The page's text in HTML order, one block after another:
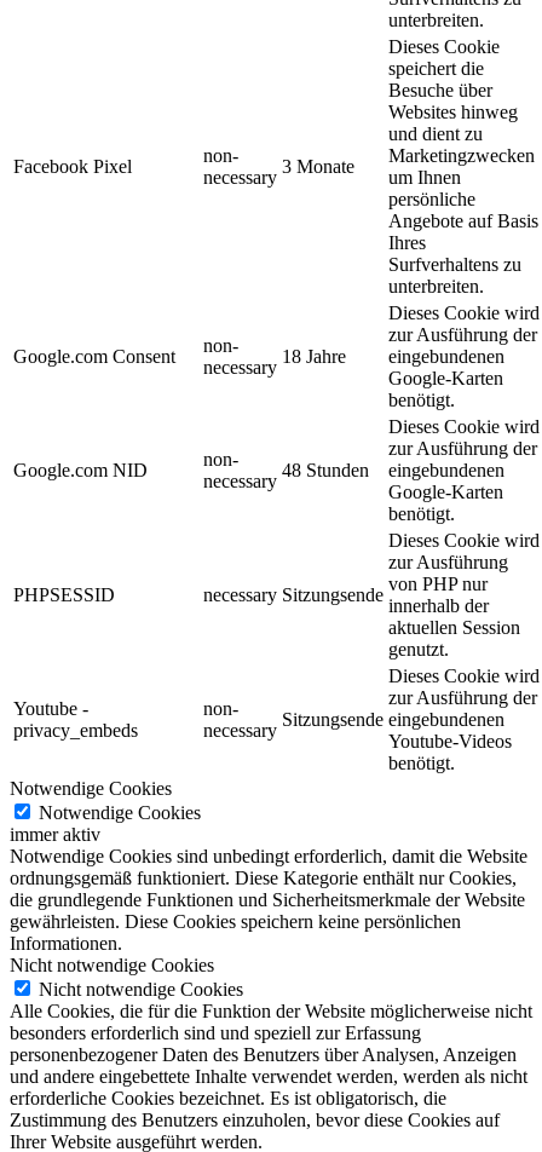
unterbreiten.
Facebook Pixel
non-
necessary
3 Monate
Dieses Cookie
speichert die
Besuche über
Websites hinweg
und dient zu
Marketingzwecken
um Ihnen
persönliche
Angebote auf Basis
Ihres
Surfverhaltens zu
unterbreiten.
Google.com Consent
non-
necessary
18 Jahre
Dieses Cookie wird
zur Ausführung der
eingebundenen
Google-Karten
benötigt.
Google.com NID
non-
necessary
48 Stunden
Dieses Cookie wird
zur Ausführung der
eingebundenen
Google-Karten
benötigt.
PHPSESSID necessary Sitzungsende
Dieses Cookie wird
zur Ausführung
von PHP nur
innerhalb der
aktuellen Session
genutzt.
Youtube -
privacy_embeds
non-
necessary
Sitzungsende
Dieses Cookie wird
zur Ausführung der
eingebundenen
Youtube-Videos
benötigt.
Notwendige Cookies
Notwendige Cookies
immer aktiv
Notwendige Cookies sind unbedingt erforderlich, damit die Website
ordnungsgemäß funktioniert. Diese Kategorie enthält nur Cookies,
die grundlegende Funktionen und Sicherheitsmerkmale der Website
gewährleisten. Diese Cookies speichern keine persönlichen
Informationen.
Nicht notwendige Cookies
Nicht notwendige Cookies
Alle Cookies, die für die Funktion der Website möglicherweise nicht
besonders erforderlich sind und speziell zur Erfassung
personenbezogener Daten des Benutzers über Analysen, Anzeigen
und andere eingebettete Inhalte verwendet werden, werden als nicht
erforderliche Cookies bezeichnet. Es ist obligatorisch, die
Zustimmung des Benutzers einzuholen, bevor diese Cookies auf
Ihrer Website ausgeführt werden.